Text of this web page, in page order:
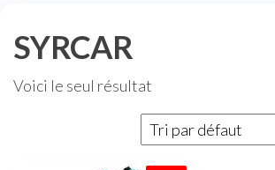
SYRCAR
Voici le seul résultat